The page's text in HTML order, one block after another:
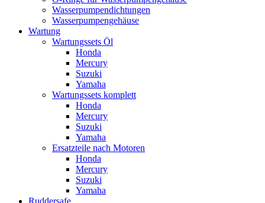
Wasserpumpendichtungen
Wasserpumpengehäuse
Wartung
Wartungssets Öl
Honda
Mercury
Suzuki
Yamaha
Wartungssets komplett
Honda
Mercury
Suzuki
Yamaha
Ersatzteile nach Motoren
Honda
Mercury
Suzuki
Yamaha